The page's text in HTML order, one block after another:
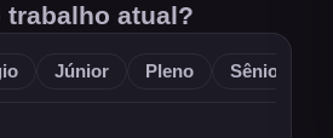
atual?
Júnior Pleno Sênior